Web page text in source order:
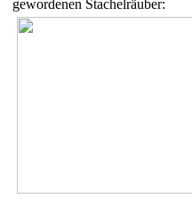
gewordenen Stachelräuber: